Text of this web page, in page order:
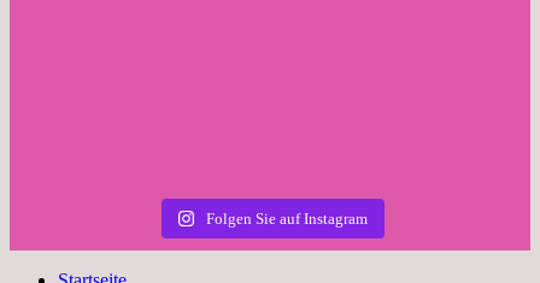
Folgen Sie auf Instagram